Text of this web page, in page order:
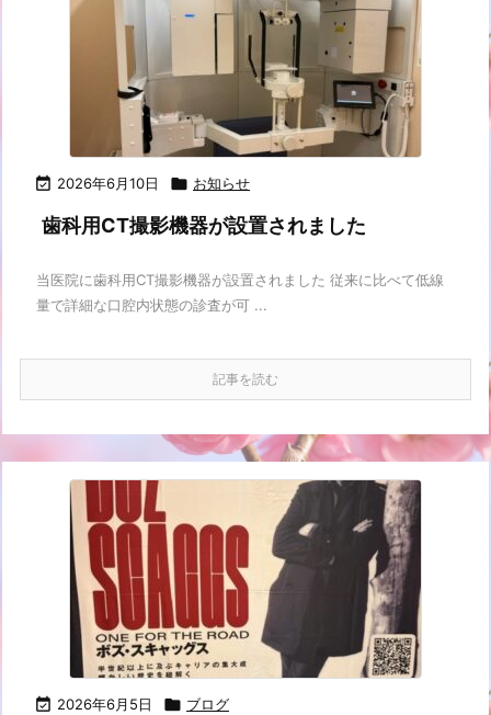
 2026年6月10日  お知らせ
歯科用CT撮影機器が設置されました
当医院に歯科用CT撮影機器が設置されました 従来に比べて低線
量で詳細な口腔内状態の診査が可 ...
記事を読む
 2026年6月5日  ブログ